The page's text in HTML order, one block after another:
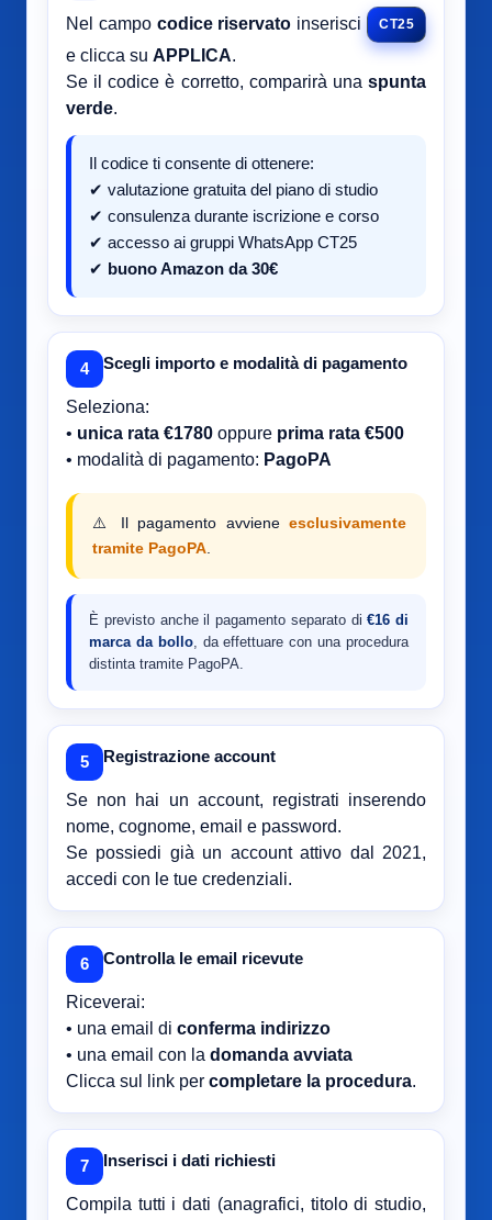
Nel campo codice riservato inserisci CT25
e clicca su APPLICA.
Se il codice è corretto, comparirà una spunta
verde.
Il codice ti consente di ottenere:
✔ valutazione gratuita del piano di studio
✔ consulenza durante iscrizione e corso
✔ accesso ai gruppi WhatsApp CT25
✔ buono Amazon da 30€
4 Scegli importo e modalità di pagamento
Seleziona:
• unica rata €1780 oppure prima rata €500
• modalità di pagamento: PagoPA
⚠️ Il pagamento avviene esclusivamente
tramite PagoPA.
È previsto anche il pagamento separato di€16 di
marca da bollo, da effettuare con una procedura
distinta tramite PagoPA.
5 Registrazione account
Se non hai un account, registrati inserendo
nome, cognome, email e password.
Se possiedi già un account attivo dal 2021,
accedi con le tue credenziali.
6 Controlla le email ricevute
Riceverai:
• una email di conferma indirizzo
• una email con la domanda avviata
Clicca sul link per completare la procedura.
7 Inserisci i dati richiesti
Compila tutti i dati (anagrafici, titolo di studio,